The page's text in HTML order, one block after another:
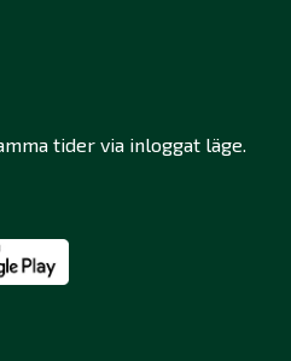
tider via inloggat läge.